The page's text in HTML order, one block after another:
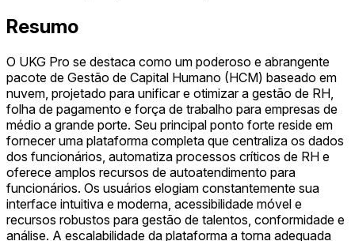
Resumo
O UKG Pro se destaca como um poderoso e abrangente
pacote de Gestão de Capital Humano (HCM) baseado em
nuvem, projetado para unificar e otimizar a gestão de RH,
folha de pagamento e força de trabalho para empresas de
médio a grande porte. Seu principal ponto forte reside em
fornecer uma plataforma completa que centraliza os dados
dos funcionários, automatiza processos críticos de RH e
oferece amplos recursos de autoatendimento para
funcionários. Os usuários elogiam constantemente sua
interface intuitiva e moderna, acessibilidade móvel e
recursos robustos para gestão de talentos, conformidade e
análise. A escalabilidade da plataforma a torna adequada